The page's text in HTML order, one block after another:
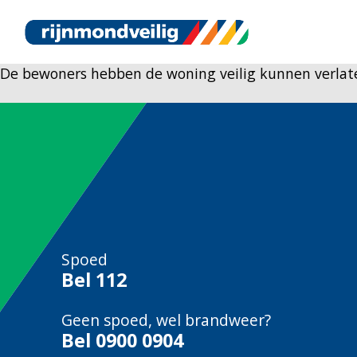
De bewoners hebben de woning veilig kunnen
Spoed
Bel 112
Geen spoed, wel brandweer?
Bel 0900 0904